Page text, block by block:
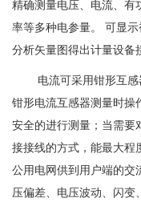
精确测量电压、电流、有
率等多种电参量。 可显
分析矢量图得出计量设备
电流可采用钳形互感
钳形电流互感器测量时操
安全的进行测量；当需要
接接线的方式，能最大程
公用电网供到用户端的交
压偏差、电压波动、闪变